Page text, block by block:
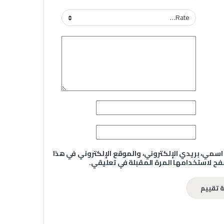
بريدي الإلكتروني، والموقع الإلكتروني في هذا
لاستخدامها المرة المقبلة في تعليقي.